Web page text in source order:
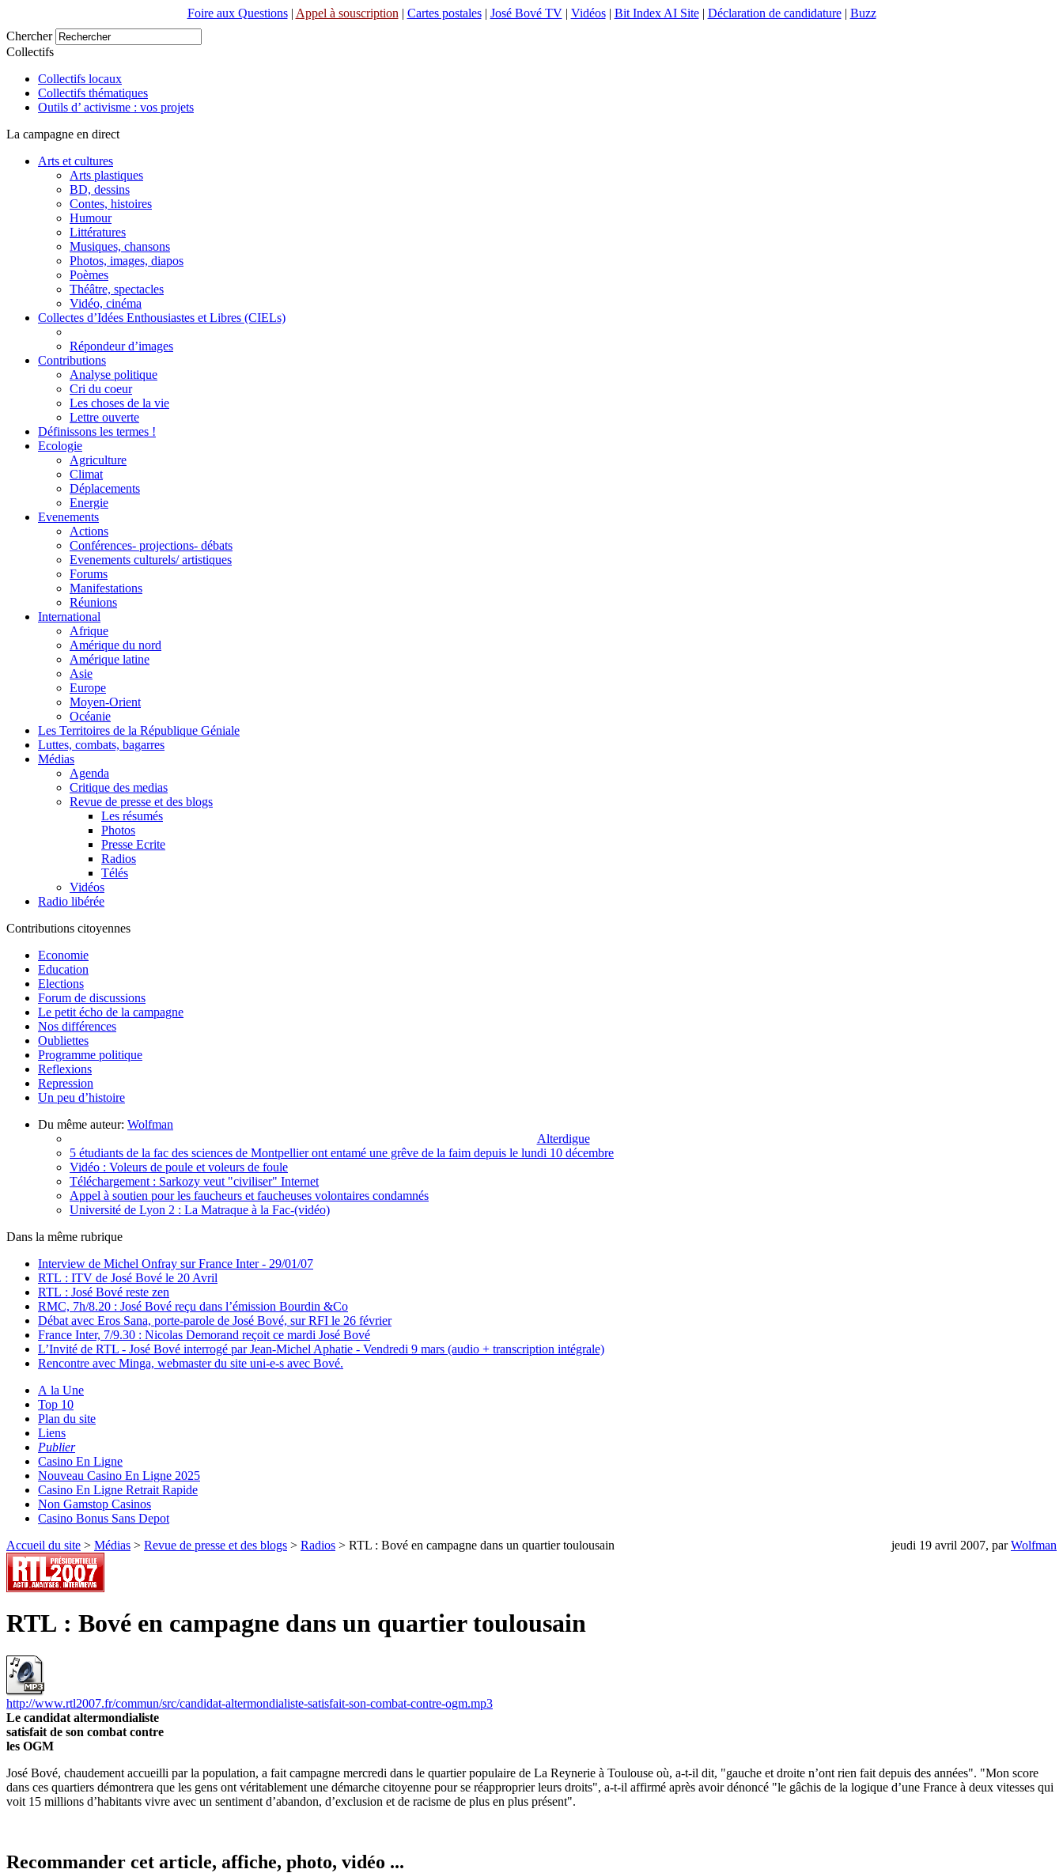
Foire aux Questions| Appel à souscription | Cartes postales| José Bové TV| Vidéos| Bit Index AI Site| Déclaration de candidature| Buzz
Chercher
Collectifs
Collectifs locaux
Collectifs thématiques
Outils d’ activisme : vos projets
La campagne en direct
Arts et cultures
Arts plastiques
BD, dessins
Contes, histoires
Humour
Littératures
Musiques, chansons
Photos, images, diapos
Poèmes
Théâtre, spectacles
Vidéo, cinéma
Collectes d’Idées Enthousiastes et Libres (CIELs)
Répondeur d’images
Contributions
Analyse politique
Cri du coeur
Les choses de la vie
Lettre ouverte
Définissons les termes !
Ecologie
Agriculture
Climat
Déplacements
Energie
Evenements
Actions
Conférences- projections- débats
Evenements culturels/ artistiques
Forums
Manifestations
Réunions
International
Afrique
Amérique du nord
Amérique latine
Asie
Europe
Moyen-Orient
Océanie
Les Territoires de la République Géniale
Luttes, combats, bagarres
Médias
Agenda
Critique des medias
Revue de presse et des blogs
Les résumés
Photos
Presse Ecrite
Radios
Télés
Vidéos
Radio libérée
Contributions citoyennes
Economie
Education
Elections
Forum de discussions
Le petit écho de la campagne
Nos différences
Oubliettes
Programme politique
Reflexions
Repression
Un peu d’histoire
Du même auteur: Wolfman
Alterdigue
5 étudiants de la fac des sciences de Montpellier ont entamé une grêve de la faim depuis le lundi 10 décembre
Vidéo : Voleurs de poule et voleurs de foule
Téléchargement : Sarkozy veut "civiliser" Internet
Appel à soutien pour les faucheurs et faucheuses volontaires condamnés
Université de Lyon 2 : La Matraque à la Fac-(vidéo)
Dans la même rubrique
Interview de Michel Onfray sur France Inter - 29/01/07
RTL : ITV de José Bové le 20 Avril
RTL : José Bové reste zen
RMC, 7h/8.20 : José Bové reçu dans l’émission Bourdin &Co
Débat avec Eros Sana, porte-parole de José Bové, sur RFI le 26 février
France Inter, 7/9.30 : Nicolas Demorand reçoit ce mardi José Bové
L’Invité de RTL - José Bové interrogé par Jean-Michel Aphatie - Vendredi 9 mars (audio + transcription intégrale)
Rencontre avec Minga, webmaster du site uni-e-s avec Bové.
A la Une
Top 10
Plan du site
Liens
Publier
Casino En Ligne
Nouveau Casino En Ligne 2025
Casino En Ligne Retrait Rapide
Non Gamstop Casinos
Casino Bonus Sans Depot
Accueil du site > Médias > Revue de presse et des blogs > Radios > RTL : Bové en campagne dans un quartier toulousain jeudi 19 avril 2007, parWolfman
RTL : Bové en campagne dans un quartier toulousain
http://www.rtl2007.fr/commun/src/candidat-altermondialiste-satisfait-son-combat-contre-ogm.mp3
Le candidat altermondialiste
satisfait de son combat contre
les OGM
José Bové, chaudement accueilli par la population, a fait campagne mercredi dans le quartier populaire de La Reynerie à Toulouse où, a-t-il dit, "gauche et droite n’ont rien fait depuis des années". "Mon score
dans ces quartiers démontrera que les gens ont véritablement une démarche citoyenne pour se réapproprier leurs droits", a-t-il affirmé après avoir dénoncé "le gâchis de la logique d’une France à deux vitesses qui
voit 15 millions d’habitants vivre avec un sentiment d’abandon, d’exclusion et de racisme de plus en plus présent".
Recommander cet article, affiche, photo, vidéo ...